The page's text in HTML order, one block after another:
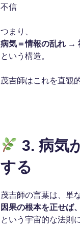
不信
つまり、
病気＝情報の乱れ →
という構造。
茂吉師はこれを直観
3. 病気
する
茂吉師の言葉は、単
因果の根本を正せば
という宇宙的な法則